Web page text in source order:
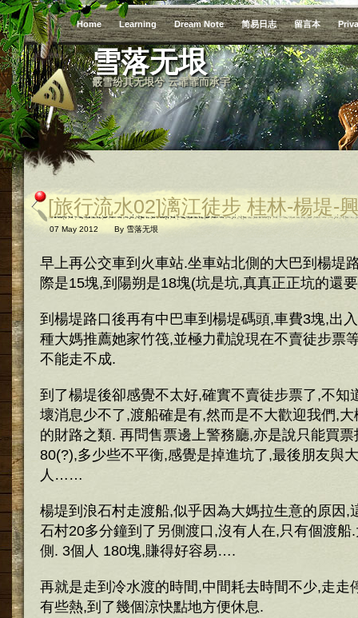
Home Learning Dream Note 简易日志 留言本
雪落无垠
霰雪纷其无垠兮 云霏霏而承宇
[旅行流水02]漓江徒步 桂林-楊堤-
07 May 2012 By 雪落无垠
早上再公交車到火車站.坐車站北側的大巴到楊堤
際是15塊,到陽朔是18塊(坑是坑,真真正正坑的還
到楊堤路口後再有中巴車到楊堤碼頭,車費3塊,出
種大媽推薦她家竹筏,並極力勸說現在不賣徒步票
不能走不成.
到了楊堤後卻感覺不太好,確實不賣徒步票了,不知
壞消息少不了,渡船確是有,然而是不大歡迎我們,
的財路之類. 再問售票邊上警務廳,亦是說只能買
80(?),多少些不平衡,感覺是掉進坑了,最後朋友與
人……
楊堤到浪石村走渡船,似乎因為大媽拉生意的原因,
石村20多分鐘到了另側渡口,沒有人在,只有個渡船
側. 3個人 180塊,賺得好容易….
再就是走到冷水渡的時間,中間耗去時間不少,走走
有些熱,到了幾個涼快點地方便休息.